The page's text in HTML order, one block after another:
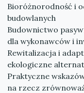
Bioróżnorodność i
budowlanych
Budownictwo
dla wykonawców i
Rewitalizacja i
ekologiczne
Praktyczne
na rzecz